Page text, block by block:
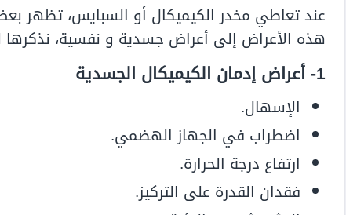
عند تعاطي مخدر الكيميكال أو السبايس، تظهر
هذه الأعراض إلى أعراض جسدية و نفسية، نذكرها
1- أعراض إدمان الكيميكال الجسدية
الإسهال.
اضطراب في الجهاز الهضمي.
ارتفاع درجة الحرارة.
فقدان القدرة على التركيز.